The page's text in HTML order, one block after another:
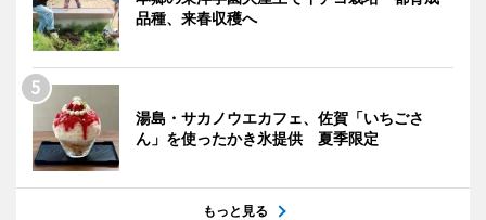
品種、来春収穫へ
湯島・サカノウエカフェ、佐賀「いちごさ
ん」を使ったかき氷提供 夏季限定
もっと見る